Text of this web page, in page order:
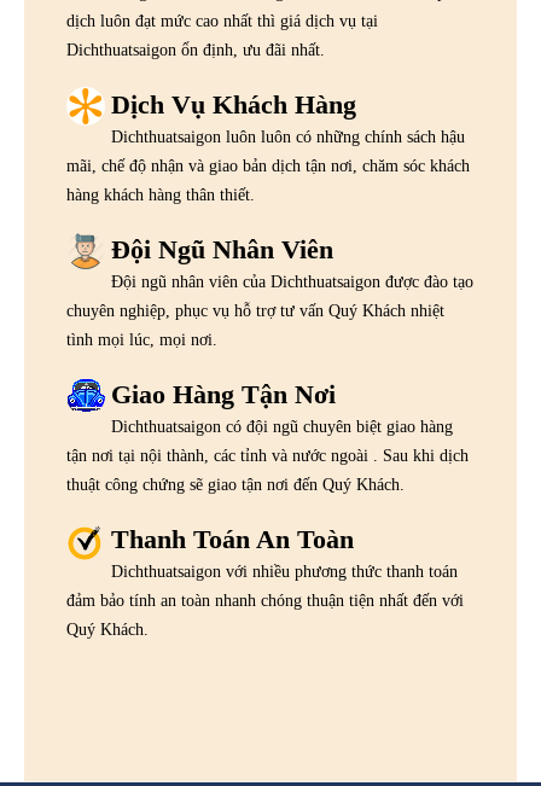
dịch luôn đạt mức cao nhất thì giá dịch vụ tại
Dichthuatsaigon ổn định, ưu đãi nhất.
Dịch Vụ Khách Hàng
Dichthuatsaigon luôn luôn có những chính sách hậu
mãi, chế độ nhận và giao bản dịch tận nơi, chăm sóc khách
hàng khách hàng thân thiết.
Đội Ngũ Nhân Viên
Đội ngũ nhân viên của Dichthuatsaigon được đào tạo
chuyên nghiệp, phục vụ hỗ trợ tư vấn Quý Khách nhiệt
tình mọi lúc, mọi nơi.
Giao Hàng Tận Nơi
Dichthuatsaigon có đội ngũ chuyên biệt giao hàng
tận nơi tại nội thành, các tỉnh và nước ngoài . Sau khi dịch
thuật công chứng sẽ giao tận nơi đến Quý Khách.
Thanh Toán An Toàn
Dichthuatsaigon với nhiều phương thức thanh toán
đảm bảo tính an toàn nhanh chóng thuận tiện nhất đến với
Quý Khách.